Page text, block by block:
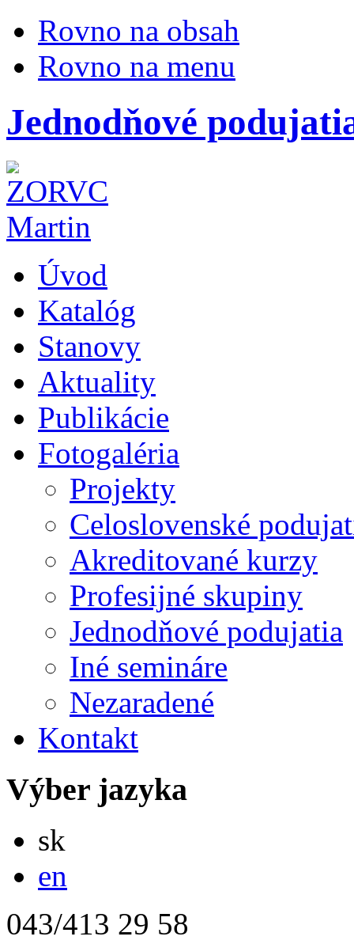
Rovno na obsah
Rovno na menu
Jednodňové
Úvod
Katalóg
Stanovy
Aktuality
Publikácie
Fotogaléria
Projekty
Celoslovenské
Akreditované kurzy
Profesijné skupiny
Jednodňové podujatia
Iné semináre
Nezaradené
Kontakt
Výber jazyka
sk
en
043/413 29 58